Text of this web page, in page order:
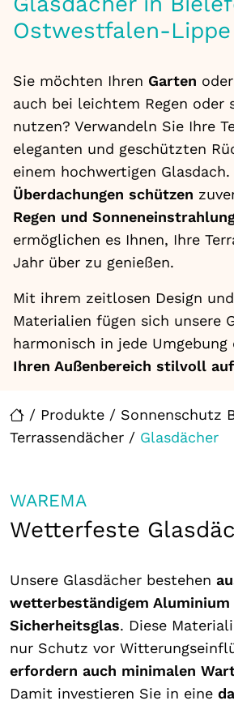
/ Produkte / Sonnenschutz
Terrassendächer / Glasdächer
Ostwestfalen-Lippe
Sie möchten Ihren Garten
auch bei leichtem Regen oder
nutzen? Verwandeln Sie Ihre
eleganten und geschützten
einem hochwertigen Glasdach.
Überdachungen schützen
Regen und
ermöglichen es Ihnen, Ihre
Jahr über zu genießen.
Mit ihrem zeitlosen Design
Materialien fügen sich unsere
harmonisch in jede Umgebung
Ihren Außenbereich stilvoll auf
WAREMA
Wetterfeste
Unsere Glasdächer bestehen
wetterbeständigem
Sicherheitsglas. Diese
nur Schutz vor
erfordern auch minimalen
Damit investieren Sie in eine